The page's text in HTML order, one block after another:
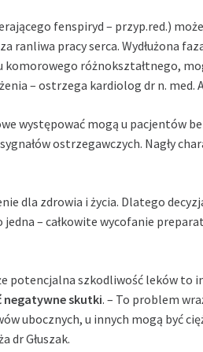
fenspiryd – przyp.red.) może
ranliwa pracy serca. Wydłużona
różnokształtnego,
– ostrzega kardiolog dr n. med.
występować mogą u pacjentów
ostrzegawczych. Nagły
dla zdrowia i życia. Dlatego
– całkowite wycofanie
potencjalna szkodliwość leków to
negatywne skutki. – To problem
ubocznych, u innych mogą być
dr Głuszak.